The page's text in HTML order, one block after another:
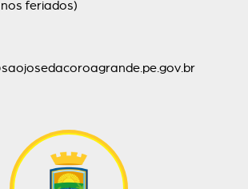
feriados)